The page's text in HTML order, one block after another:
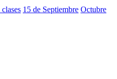
15 de Septiembre Octubre